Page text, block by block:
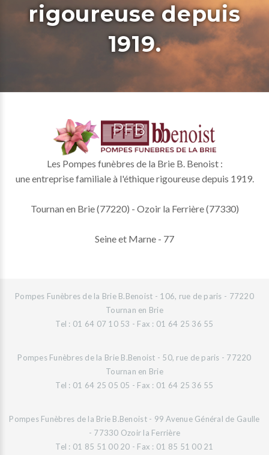
rigoureuse depuis
1919.
Les Pompes funèbres de la Brie B. Benoist :
une entreprise familiale à l'éthique rigoureuse depuis 1919.
Tournan en Brie (77220) - Ozoir la Ferrière (77330)
Seine et Marne - 77
Pompes Funèbres de la Brie B.Benoist - 106, rue de paris - 77220
Tournan en Brie
Tel : 01 64 07 10 53 - Fax : 01 64 25 36 55
Pompes Funèbres de la Brie B.Benoist - 50, rue de paris - 77220
Tournan en Brie
Tel : 01 64 25 05 05 - Fax : 01 64 25 36 55
Pompes Funèbres de la Brie B.Benoist - 99 Avenue Général de Gaulle
- 77330 Ozoir la Ferrière
Tel : 01 85 51 00 20 - Fax : 01 85 51 00 21